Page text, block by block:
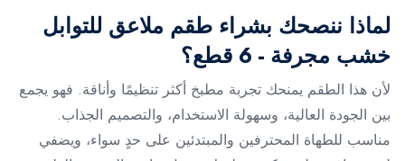
لماذا ننصحك بشراء طقم ملاعق للتوابل
خشب مجرفة - 6 قطع؟
لأن هذا الطقم يمنحك تجربة مطبخ أكثر تنظيمًا وأناقة. فهو يجمع
بين الجودة العالية، وسهولة الاستخدام، والتصميم الجذاب.
مناسب للطهاة المحترفين والمبتدئين على حدٍ سواء، ويضفي